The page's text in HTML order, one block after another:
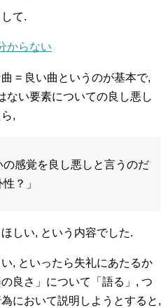
て.
からない
= 良い曲というのが基本で,
ない要素についての良し悪し
,
の感覚を良し悪しと言うのだ
？」
しい, という内容でした.
, といったら失礼にあたるか
良さ」について「語る」, つ
において説明しようとすると,